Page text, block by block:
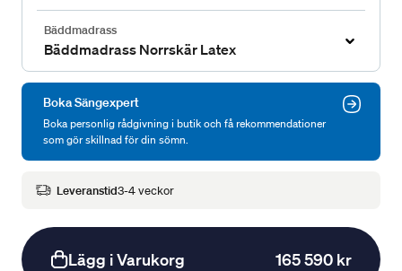
Bäddmadrass
Bäddmadrass Norrskär Latex
Boka Sängexpert
Boka personlig rådgivning i butik och få rekommendationer
som gör skillnad för din sömn.
Leveranstid3-4 veckor
Lägg i Varukorg 165 590 kr